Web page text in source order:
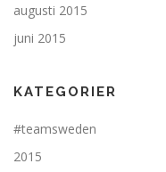
augusti 2015
juni 2015
KATEGORIER
#teamsweden
2015